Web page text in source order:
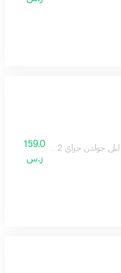
ليلى جولدن جراى 2 عدسات ملونة 3 شهور
159.0
ر.س